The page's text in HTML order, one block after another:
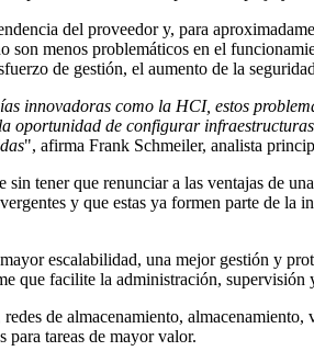
del proveedor y, para
menos problemáticos en el
de gestión, el aumento de la
innovadoras como la HCI, estos
oportunidad de configurar
", afirma Frank Schmeiler, analista
tener que renunciar a las ventajas de
y que estas ya formen parte de
escalabilidad, una mejor gestión y
que facilite la administración,
de almacenamiento,
para tareas de mayor valor.